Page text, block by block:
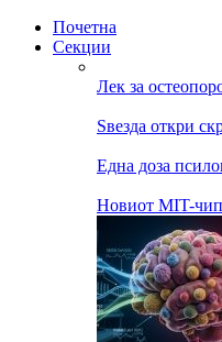
Почетна
Секции
Лек за
Ѕвезда откри
Една доза
Новиот MIT-